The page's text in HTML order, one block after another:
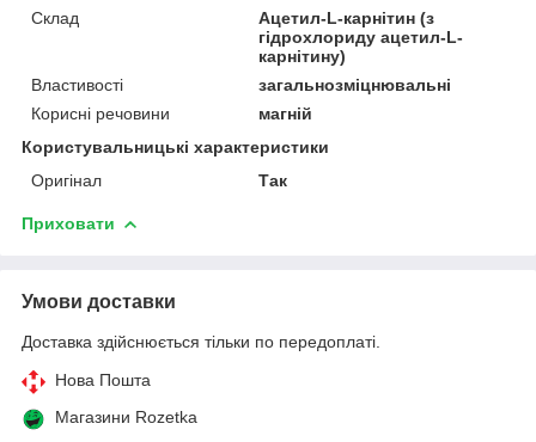
Склад
Ацетил-L-карнітин (з
гідрохлориду ацетил-L-
карнітину)
Властивості
загальнозміцнювальні
Корисні речовини
магній
Користувальницькі характеристики
Оригінал
Так
Приховати
Умови доставки
Доставка здійснюється тільки по передоплаті.
Нова Пошта
Магазини Rozetka